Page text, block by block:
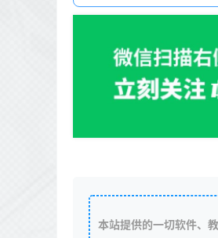
本站提供的一切软件、